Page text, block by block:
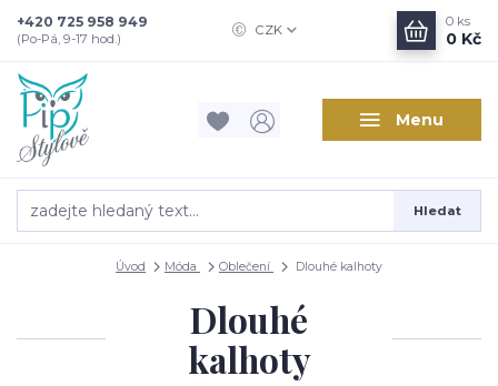
Menu
CZK
Hledat
+420 725 958 949
(Po-Pá, 9-17 hod.)
0 ks
0 Kč
Úvod Móda Oblečení Dlouhé kalhoty
Dlouhé
kalhoty